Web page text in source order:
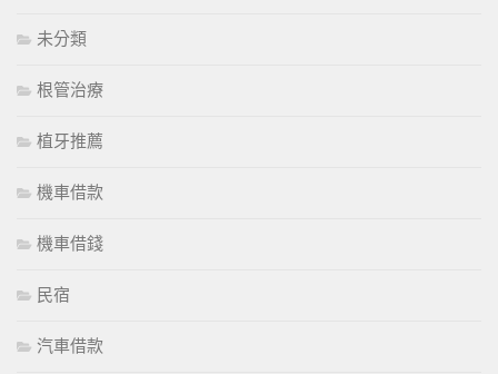
未分類
根管治療
植牙推薦
機車借款
機車借錢
民宿
汽車借款